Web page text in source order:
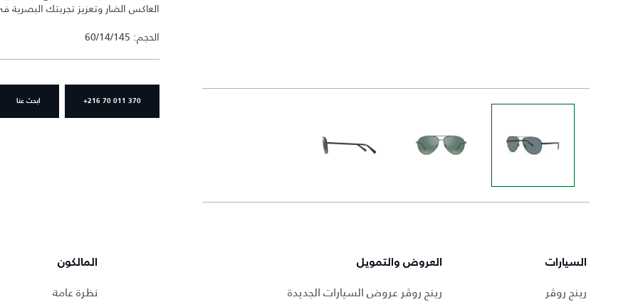
العاكس الضار وتعزيز تجربتك البصرية
الحجم: 60/14/145
+216 70 011 370 ابحث عنا
السيارات
رينج روڤر
العروض والتمويل
رينج روڤر عروض السيارات الجديدة
المالكون
نظرة عامة